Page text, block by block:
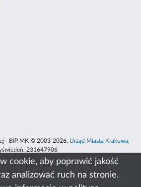
cookie, aby poprawić jakość
analizować ruch na stronie.
- BIP MK © 2003-2026, Urząd Miasta Krakowa,
231647906